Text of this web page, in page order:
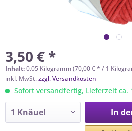
3,50 € *
Inhalt:0.05 Kilogramm (70,00 € * / 1
inkl. MwSt.zzgl. Versandkosten
Sofort versandfertig, Lieferzeit ca.
In